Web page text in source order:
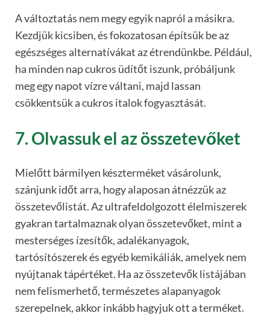
A változtatás nem megy egyik napról a másikra.
Kezdjük kicsiben, és fokozatosan építsük be az
egészséges alternatívákat az étrendünkbe. Például,
ha minden nap cukros üdítőt iszunk, próbáljunk
meg egy napot vízre váltani, majd lassan
csökkentsük a cukros italok fogyasztását.
7. Olvassuk el az összetevőket
Mielőtt bármilyen készterméket vásárolunk,
szánjunk időt arra, hogy alaposan átnézzük az
összetevőlistát. Az ultrafeldolgozott élelmiszerek
gyakran tartalmaznak olyan összetevőket, mint a
mesterséges ízesítők, adalékanyagok,
tartósítószerek és egyéb kemikáliák, amelyek nem
nyújtanak tápértéket. Ha az összetevők listájában
nem felismerhető, természetes alapanyagok
szerepelnek, akkor inkább hagyjuk ott a terméket.